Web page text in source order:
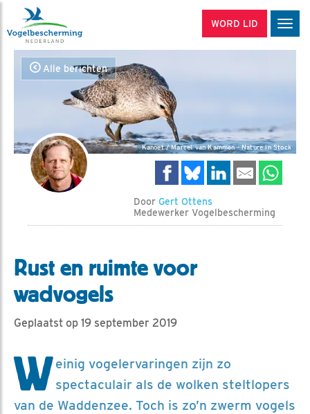
WORD LID
Alle berichten
Kanoet / Marcel van Kammen - Nature in Stock
Door Gert Ottens
Medewerker Vogelbescherming
Rust en ruimte voor
wadvogels
Geplaatst op 19 september 2019
Weinig vogelervaringen zijn zo
spectaculair als de wolken steltlopers
van de Waddenzee. Toch is zo’n zwerm vogels